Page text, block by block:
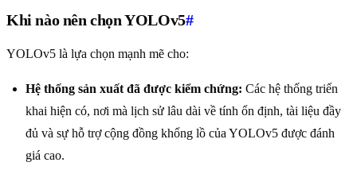
Khi nào nên chọn YOLOv5#
YOLOv5 là lựa chọn mạnh mẽ cho:
Hệ thống sản xuất đã được kiểm chứng: Các hệ thống triển
khai hiện có, nơi mà lịch sử lâu dài về tính ổn định, tài liệu đầy
đủ và sự hỗ trợ cộng đồng khổng lồ của YOLOv5 được đánh
giá cao.